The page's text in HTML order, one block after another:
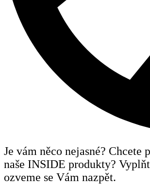
Je vám něco nejasné? Chcete
naše INSIDE produkty?
ozveme se Vám nazpět.